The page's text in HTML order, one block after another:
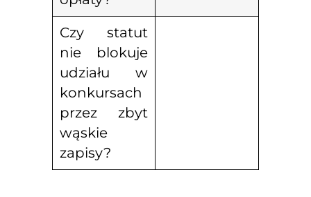
Czy statut
nie blokuje
udziału w
konkursach
przez zbyt
wąskie
zapisy?